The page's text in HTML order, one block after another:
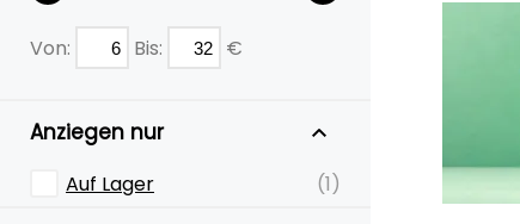
Von: Bis: €
Anziegen nur
Auf Lager (1)